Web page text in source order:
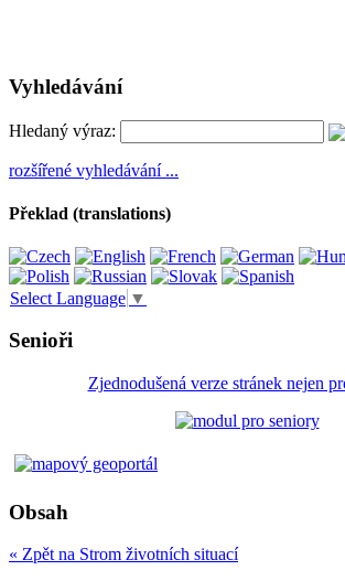
Vyhledávání
Hledaný výraz:
rozšířené vyhledávání ...
Překlad (translations)
Select Language ▼
Senioři
Zjednodušená verze stránek nejen
Obsah
« Zpět na Strom životních situací